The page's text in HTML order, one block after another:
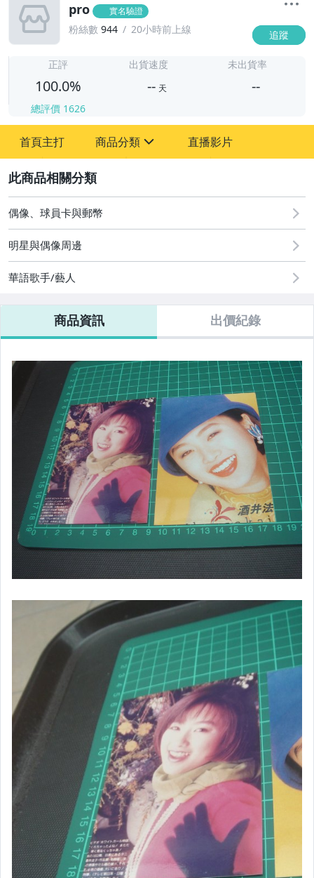
pro 實名驗證
粉絲數 944 20小時前上線 追蹤
正評
100.0%
總評價 1626
出貨速度
-- 天
未出貨率
--
首頁主打 商品分類
圖書/影音/文具
成人專區
古董、藝術與礦石
玩具、模型與公仔
電腦、平板與周邊
直播影片
偶像、球員卡與郵幣
明星與偶像周邊
華語歌手/藝人
商品資訊 出價紀錄